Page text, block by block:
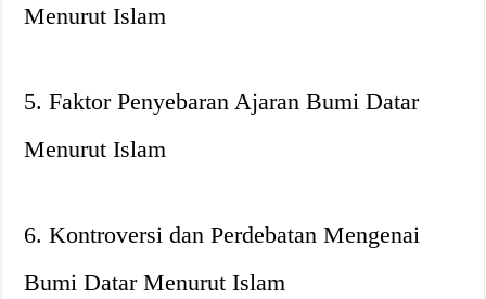
Menurut Islam
5. Faktor Penyebaran Ajaran Bumi Datar
Menurut Islam
6. Kontroversi dan Perdebatan Mengenai
Bumi Datar Menurut Islam